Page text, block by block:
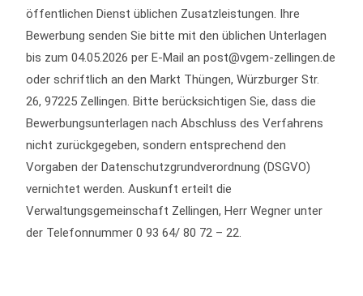
öffentlichen Dienst üblichen Zusatzleistungen. Ihre
Bewerbung senden Sie bitte mit den üblichen Unterlagen
bis zum 04.05.2026 per E-Mail an post@vgem-zellingen.de
oder schriftlich an den Markt Thüngen, Würzburger Str.
26, 97225 Zellingen. Bitte berücksichtigen Sie, dass die
Bewerbungsunterlagen nach Abschluss des Verfahrens
nicht zurückgegeben, sondern entsprechend den
Vorgaben der Datenschutzgrundverordnung (DSGVO)
vernichtet werden. Auskunft erteilt die
Verwaltungsgemeinschaft Zellingen, Herr Wegner unter
der Telefonnummer 0 93 64/ 80 72 – 22.